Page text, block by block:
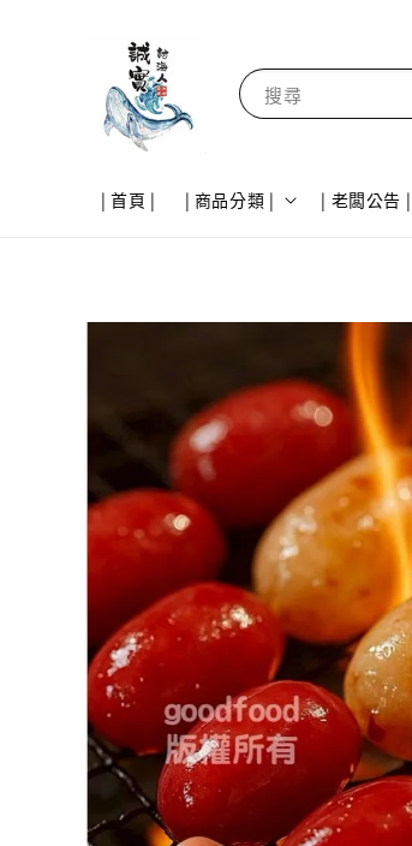
搜尋
| 首頁 | | 商品分類 | | 老闆公告 |